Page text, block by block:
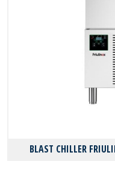
BLAST CHILLER